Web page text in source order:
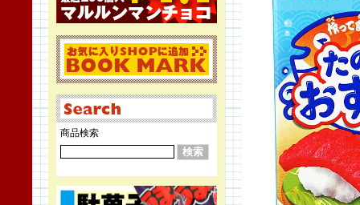
商品検索